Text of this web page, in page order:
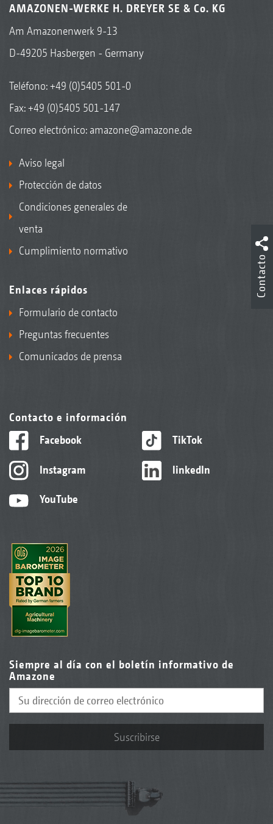
AMAZONEN-WERKE H. DREYER SE & Co. KG
Am Amazonenwerk 9-13
D-49205 Hasbergen - Germany
Teléfono:+49 (0)5405 501-0
Fax: +49 (0)5405 501-147
Correo electrónico: amazone@amazone.de
Aviso legal
Protección de datos
Condiciones generales de
venta
Cumplimiento normativo
Enlaces rápidos
Formulario de contacto
Preguntas frecuentes
Comunicados de prensa
Contacto e información
Facebook
Instagram
YouTube
TikTok
linkedIn
Siempre al día con el boletín informativo de
Amazone
Suscribirse
Contacto